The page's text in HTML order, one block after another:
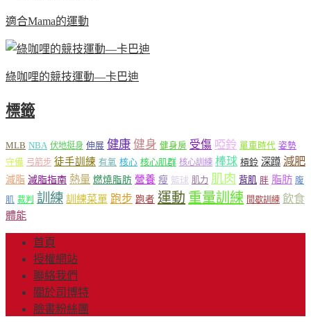
適合Mama的運動
綠咖哩的競技運動—卡巴迪
標籤
MLB NBA 伏地挺身 伸展 健康 健身 健身房 受傷 啞鈴 單車時代 姿勢
守備 弓箭步 徒手訓練 有氧 核心 核心肌群 核心訓練 棒球 槓鈴 深蹲 減肥
減脂 減脂指南 熱量 燃燒脂肪 營養 瘦 籃球 肌力 肌肉 背肌 胖 脂肪 腹
肌 裁判 訓練 訓練菜單 跑步 跑者 運動 重量訓練 間歇訓練 飲食
體能
首頁
授權網站
聯絡我們
關於司博特
臉書粉絲團